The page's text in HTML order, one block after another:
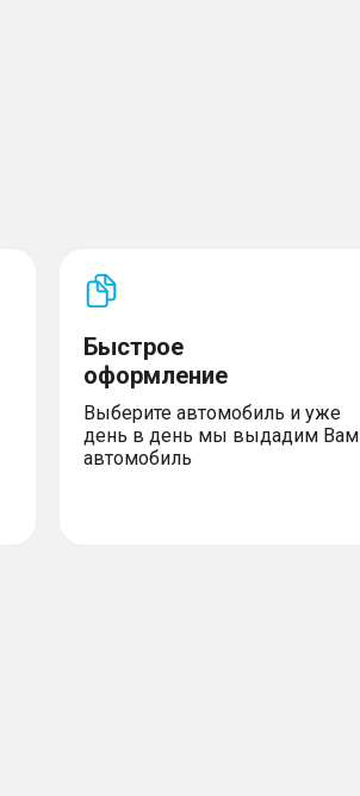
Быстрое
оформление
Выберите автомобиль и уже
день в день мы выдадим Вам
автомобиль